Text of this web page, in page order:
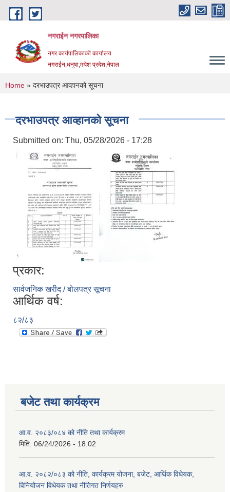
Skip to main content
नगराईन नगरपालिका
नगर कार्यपालिकाको कार्यालय
नगराईन,धनुषा,मधेश प्रदेश,नेपाल
You are here
Home » दरभाउपत्र आव्हानको सूचना
दरभाउपत्र आव्हानको सूचना
Submitted on: Thu, 05/28/2026 - 17:28
प्रकार:
सार्वजनिक खरीद / बोलपत्र सूचना
आर्थिक वर्ष:
८२/८३
बजेट तथा कार्यक्रम
आ.व. २०८३/०८४ को नीति तथा कार्यक्रम
मिति: 06/24/2026 - 18:02
आ.व. २०८२/०८३ को नीति, कार्यक्रम योजना, बजेट, आर्थिक विधेयक,
विनियोजन विधेयक तथा नीतिगत निर्णयहरु